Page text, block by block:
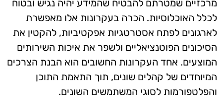
מרכזיים שמטרתם להבטיח שהמידע יהיה נגיש ובטוח
לכלל האוכלוסיות. הכרה בעקרונות אלו מאפשרת
לארגונים לפתח אסטרטגיות אפקטיביות, להקטין את
הסיכונים הפוטנציאליים ולשפר את איכות השירותים
המוצעים. אחד העקרונות החשובים הוא הבנת הצרכים
המיוחדים של קהלים שונים, תוך התאמת התוכן
והפלטפורמות לסוגי המשתמשים השונים.